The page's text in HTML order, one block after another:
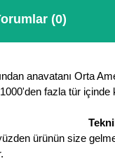
(0)
anavatanı Orta
fazla tür içinde
ürünün size